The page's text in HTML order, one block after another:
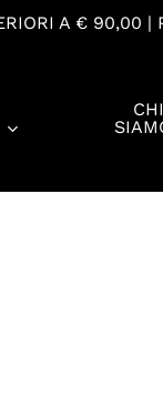
A € 90,00 |
CHI